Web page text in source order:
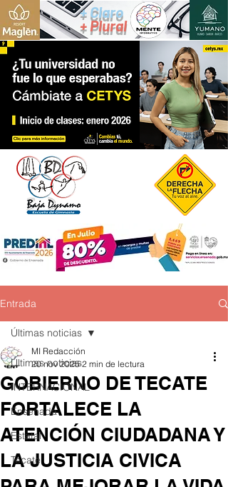
+ Claro
+ Plural
Entrada
Últimas noticias
INTERNACIONAL
Ensenada
Estatal
Tecate
Últimas noticias
GOBIERNO DE TECATE
FORTALECE LA
ATENCIÓN CIUDADANA Y
LA JUSTICIA CIVICA
MI Redacción
20 nov 2025 2 min de lectura